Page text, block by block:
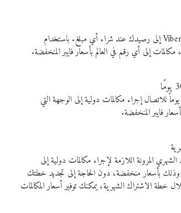
تتم إضافة رصيد Viber Out إلى رصيدك عند شراء أي مبلغ. باستخدام
إلى أي رقم في العالم بأسعار فايبر المنخفضة.
تتيح لك خطة الـ 30 يوماً للاتصال إجراء مكالمات دولية إلى الوجهة التي
المرونة اللازمة لإجراء مكالمات دولية إلى
وذلك بأسعار منخفضة، دون الحاجة إلى تجديد خطتك
الاشتراك الشهرية، يمكنك توفير أسعار المكالمات